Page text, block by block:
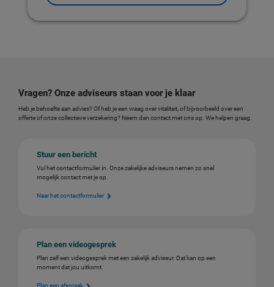
Vragen? Onze adviseurs staan voor je klaar
Heb je behoefte aan advies? Of heb je een vraag over vitaliteit, of bijvoorbeeld over een
offerte of onze collectieve verzekering? Neem dan contact met ons op. We helpen graag.
Stuur een bericht
Vul het contactformulier in. Onze zakelijke adviseurs nemen zo snel
mogelijk contact met je op.
Naar het contactformulier
Plan een videogesprek
Plan zelf een videogesprek met een zakelijk adviseur. Dat kan op een
moment dat jou uitkomt.
Plan een afspraak